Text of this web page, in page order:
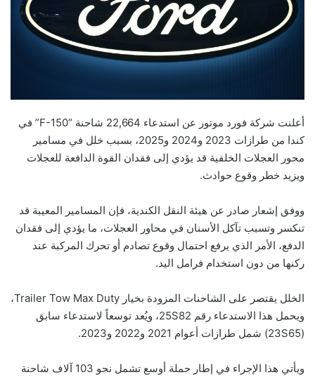
أعلنت شركة فورد موتور عن استدعاء 22,664 شاحنة “F-150” في
كندا من طرازات 2023 و2024 و2025، بسبب خلل في مسامير
محور العجلات الخلفية قد يؤدي إلى فقدان القوة الدافعة للعجلات
ويزيد خطر وقوع حوادث.
ووفق إشعار صادر عن هيئة النقل الكندية، فإن المسامير المعيبة قد
تنكسر وتسبب تآكل الأسنان في محاور العجلات، ما يؤدي إلى فقدان
الدفع، الأمر الذي يرفع احتمال وقوع تصادم أو تحرك المركبة عند
ركنها من دون استخدام فرامل اليد.
الخلل يقتصر على الشاحنات المزودة بخيار Trailer Tow Max Duty،
ويحمل هذا الاستدعاء رقم 25S82، ويُعد توسعاً لاستدعاء سابق
(23S65) شمل طرازات أعوام 2021 و2022 و2023.
ويأتي هذا الإجراء في إطار حملة أوسع تشمل نحو 103 آلاف شاحنة